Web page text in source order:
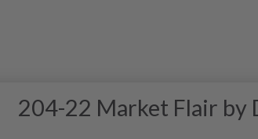
204-22 Market Flair by